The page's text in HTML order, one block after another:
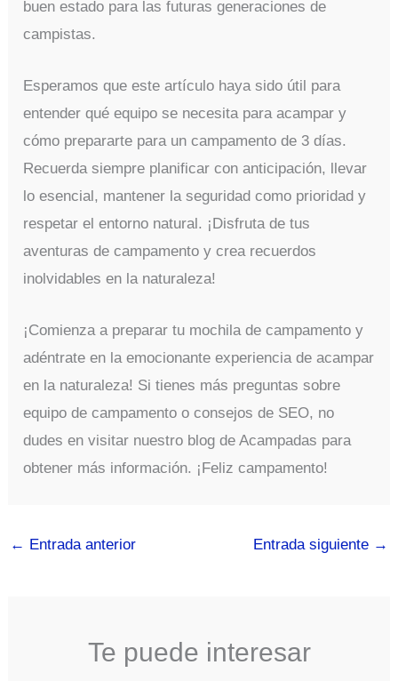
buen estado para las futuras generaciones de
campistas.
Esperamos que este artículo haya sido útil para
entender qué equipo se necesita para acampar y
cómo prepararte para un campamento de 3 días.
Recuerda siempre planificar con anticipación, llevar
lo esencial, mantener la seguridad como prioridad y
respetar el entorno natural. ¡Disfruta de tus
aventuras de campamento y crea recuerdos
inolvidables en la naturaleza!
¡Comienza a preparar tu mochila de campamento y
adéntrate en la emocionante experiencia de acampar
en la naturaleza! Si tienes más preguntas sobre
equipo de campamento o consejos de SEO, no
dudes en visitar nuestro blog de Acampadas para
obtener más información. ¡Feliz campamento!
← Entrada anterior Entrada siguiente →
Te puede interesar